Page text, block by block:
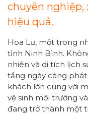
chuyên
hiệu quả.
Hoa Lư, một trong
tỉnh Ninh Bình.
nhiên và di tích lịch
tầng ngày càng
khách lớn cùng với
vệ sinh môi trường
đang trở thành một